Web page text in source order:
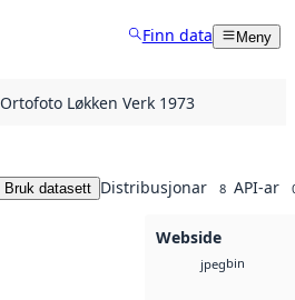
Finn data Meny
Ortofoto Løkken Verk 1973
Bruk datasett Distribusjonar 8 API-ar
Webside
jpegbin